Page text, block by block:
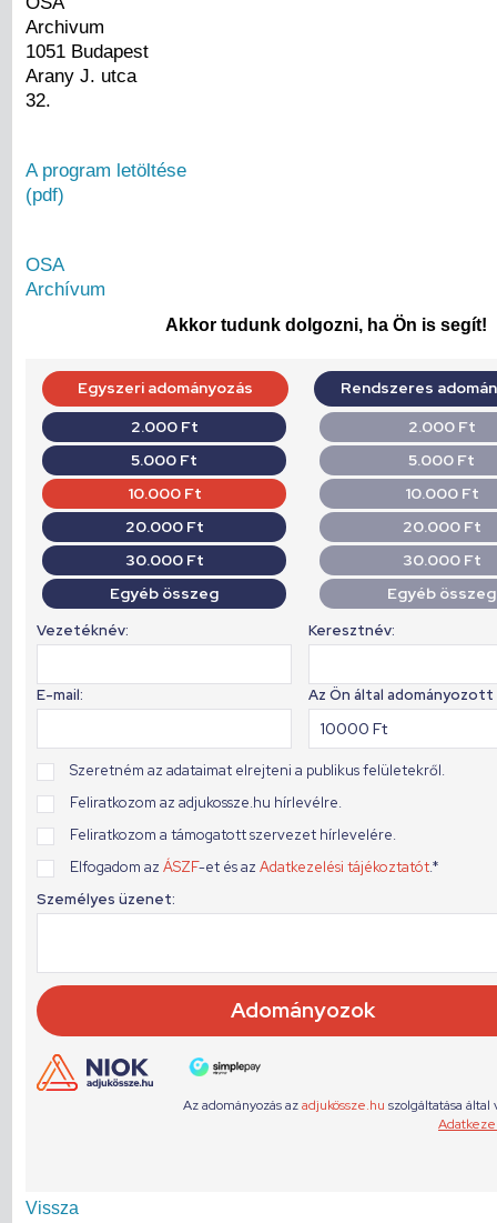
Archivum
1051 Budapest
Arany J. utca
32.
A program letöltése
(pdf)
OSA
Archívum
Akkor tudunk dolgozni, ha Ön is segít!
Vissza